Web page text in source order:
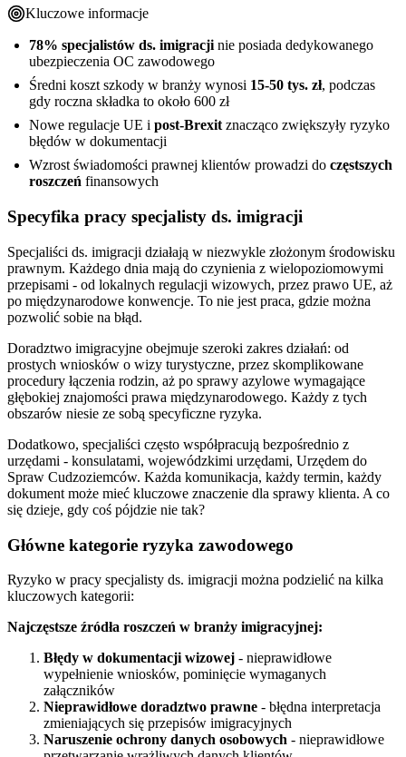
Reakcja na potencjalne roszczenia i współpraca z ubezpieczycielem
Kluczowe informacje
78% specjalistów ds. imigracji nie posiada dedykowanego
ubezpieczenia OC zawodowego
Średni koszt szkody w branży wynosi 15-50 tys. zł, podczas
gdy roczna składka to około 600 zł
Nowe regulacje UE i post-Brexit znacząco zwiększyły ryzyko
błędów w dokumentacji
Wzrost świadomości prawnej klientów prowadzi do częstszych
roszczeń finansowych
Specyfika pracy specjalisty ds. imigracji
Specjaliści ds. imigracji działają w niezwykle złożonym środowisku
prawnym. Każdego dnia mają do czynienia z wielopoziomowymi
przepisami - od lokalnych regulacji wizowych, przez prawo UE, aż
po międzynarodowe konwencje. To nie jest praca, gdzie można
pozwolić sobie na błąd.
Doradztwo imigracyjne obejmuje szeroki zakres działań: od
prostych wniosków o wizy turystyczne, przez skomplikowane
procedury łączenia rodzin, aż po sprawy azylowe wymagające
głębokiej znajomości prawa międzynarodowego. Każdy z tych
obszarów niesie ze sobą specyficzne ryzyka.
Dodatkowo, specjaliści często współpracują bezpośrednio z
urzędami - konsulatami, wojewódzkimi urzędami, Urzędem do
Spraw Cudzoziemców. Każda komunikacja, każdy termin, każdy
dokument może mieć kluczowe znaczenie dla sprawy klienta. A co
się dzieje, gdy coś pójdzie nie tak?
Główne kategorie ryzyka zawodowego
Ryzyko w pracy specjalisty ds. imigracji można podzielić na kilka
kluczowych kategorii:
Najczęstsze źródła roszczeń w branży imigracyjnej:
Błędy w dokumentacji wizowej - nieprawidłowe
wypełnienie wniosków, pominięcie wymaganych
załączników
Nieprawidłowe doradztwo prawne - błędna interpretacja
zmieniających się przepisów imigracyjnych
Naruszenie ochrony danych osobowych - nieprawidłowe